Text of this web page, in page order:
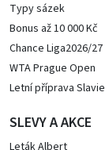
Typy sázek
Bonus až 10 000 Kč
Chance Liga2026/27
WTA Prague Open
Letní příprava Slavie
SLEVY A AKCE
Leták Albert